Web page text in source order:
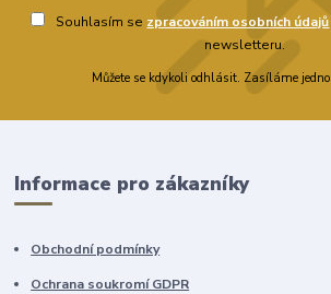
Souhlasím se zpracováním osobních údajů
newsletteru.
Můžete se kdykoli odhlásit. Zasíláme
Informace pro zákazníky
Obchodní podmínky
Ochrana soukromí GDPR